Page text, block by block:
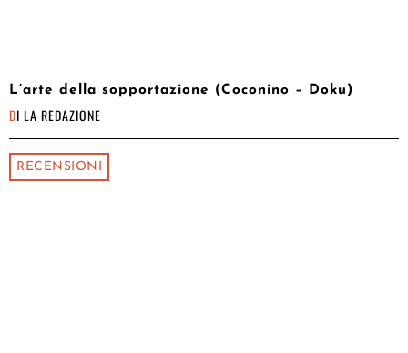
L’arte della sopportazione (Coconino – Doku)
DI LA REDAZIONE
RECENSIONI